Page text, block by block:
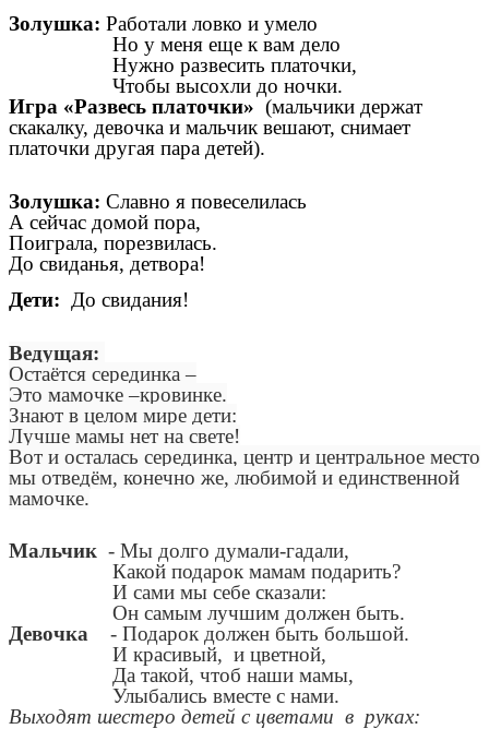
Золушка: Работали ловко и умело
Но у меня еще к вам дело
Нужно развесить платочки,
Чтобы высохли до ночки.
Игра «Развесь платочки» (мальчики держат
скакалку, девочка и мальчик вешают, снимает
платочки другая пара детей).
Золушка: Славно я повеселилась
А сейчас домой пора,
Поиграла, порезвилась.
До свиданья, детвора!
Дети: До свидания!
Ведущая:
Остаётся серединка –
Это мамочке –кровинке.
Знают в целом мире дети:
Лучше мамы нет на свете!
Вот и осталась серединка, центр и центральное место
мы отведём, конечно же, любимой и единственной
мамочке.
Мальчик - Мы долго думали-гадали,
Какой подарок мамам подарить?
И сами мы себе сказали:
Он самым лучшим должен быть.
Девочка - Подарок должен быть большой.
И красивый, и цветной,
Да такой, чтоб наши мамы,
Улыбались вместе с нами.
Выходят шестеро детей с цветами в руках: